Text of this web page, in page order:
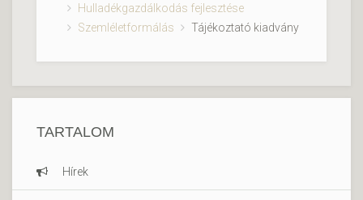
Hulladékgazdálkodás fejlesztése
Szemléletformálás
Tájékoztató kiadvány
TARTALOM
Hírek